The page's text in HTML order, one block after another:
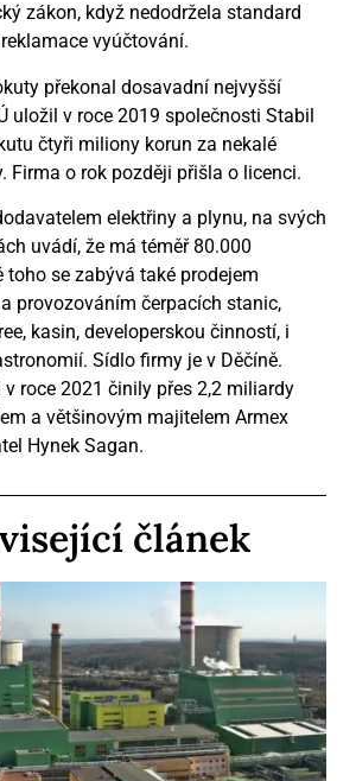
zákon, když nedodržela standard
vyúčtování.
překonal dosavadní nejvyšší
uložil v roce 2019 společnosti Stabil
čtyři miliony korun za nekalé
Firma o rok později přišla o licenci.
elektřiny a plynu, na svých
uvádí, že má téměř 80.000
toho se zabývá také prodejem
provozováním čerpacích stanic,
kasin, developerskou činností, i
Sídlo firmy je v Děčíně.
roce 2021 činily přes 2,2 miliardy
a většinovým majitelem Armex
Hynek Sagan.
článek